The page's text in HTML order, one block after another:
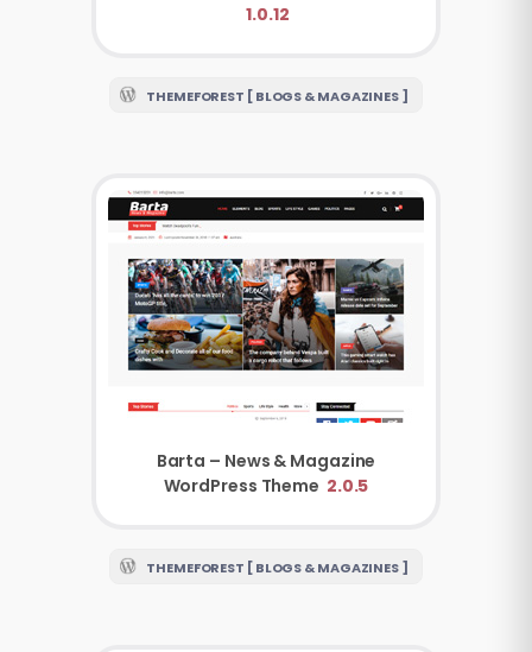
1.0.12
THEMEFOREST [ BLOGS & MAGAZINES ]
Barta – News & Magazine
WordPress Theme 2.0.5
THEMEFOREST [ BLOGS & MAGAZINES ]